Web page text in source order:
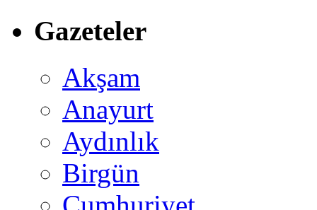
Gazeteler
Akşam
Anayurt
Aydınlık
Birgün